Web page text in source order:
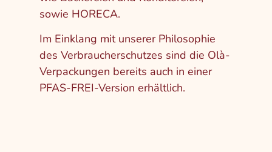
sowie HORECA.
Im Einklang mit unserer Philosophie
des Verbraucherschutzes sind die Olà-
Verpackungen bereits auch in einer
PFAS-FREI-Version erhältlich.